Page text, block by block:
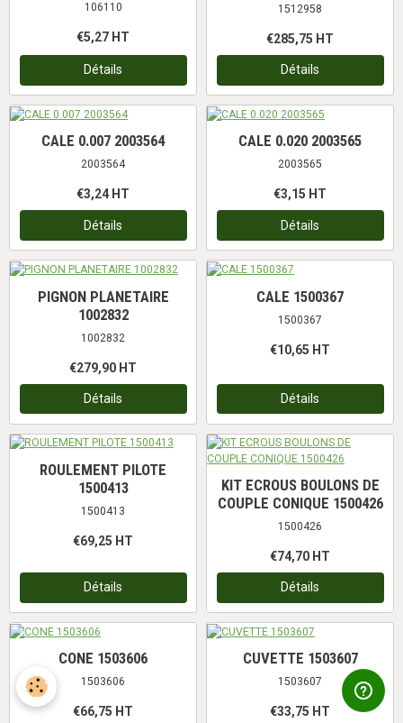
106110
€5,27 HT
Détails
1512958
€285,75 HT
Détails
CALE 0.007 2003564
2003564
€3,24 HT
Détails
CALE 0.020 2003565
2003565
€3,15 HT
Détails
PIGNON PLANETAIRE
1002832
1002832
€279,90 HT
Détails
CALE 1500367
1500367
€10,65 HT
Détails
ROULEMENT PILOTE
1500413
1500413
€69,25 HT
Détails
KIT ECROUS BOULONS DE
COUPLE CONIQUE 1500426
1500426
€74,70 HT
Détails
CONE 1503606
1503606
€66,75 HT
CUVETTE 1503607
1503607
€33,75 HT